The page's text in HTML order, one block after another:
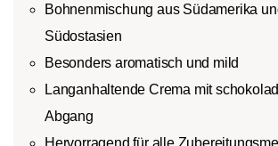
Bohnenmischung aus Südamerika
Südostasien
Besonders aromatisch und mild
Langanhaltende Crema mit
Abgang
Hervorragend für alle